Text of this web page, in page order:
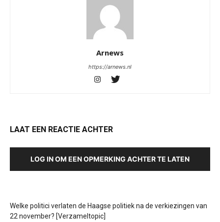
Arnews
https://arnews.nl
LAAT EEN REACTIE ACHTER
LOG IN OM EEN OPMERKING ACHTER TE LATEN
Welke politici verlaten de Haagse politiek na de verkiezingen van
22 november? [Verzameltopic]